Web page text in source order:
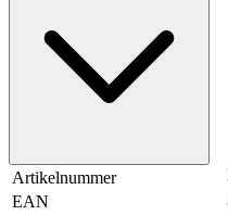
Artikelnummer
EAN